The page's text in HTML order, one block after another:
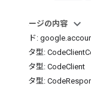
このページの内容
メソッド:
データ型:
データ型: CodeClient
データ型: